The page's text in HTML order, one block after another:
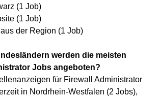
(1 Job)
(1 Job)
der Region (1 Job)
werden die meisten
Jobs angeboten?
für Firewall Administrator
in Nordrhein-Westfalen (2 Jobs),